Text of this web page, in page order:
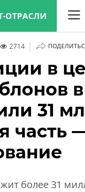
ОТРАСЛИ
ТВ
2714 |
в
31
часть
более 31